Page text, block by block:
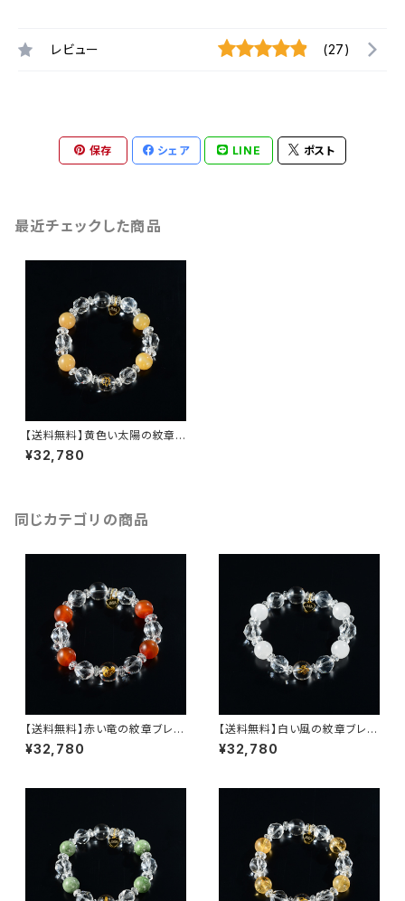
レビュー (27)
保存 シェア LINE ポスト
最近チェックした商品
【送料無料】黄色い太陽の紋章ブ
レス・シリーズ２nd（セカンド）
【ナチュラル アゲート・クリスタ
ーム】
¥32,780
同じカテゴリの商品
【送料無料】赤い竜の紋章ブレ
ス・シリーズ２nd（セカンド）【レ
ッドカーネリアン・クリスタル紋
¥32,780
【送料無料】白い風の紋章ブレ
ス・シリーズ２nd（セカンド）【ス
ノークォーツ・クリスタル紋章・き
¥32,780